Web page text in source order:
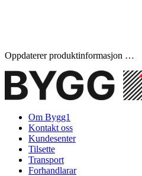
Oppdaterer produktinformasjon …
Om Bygg1
Kontakt oss
Kundesenter
Tilsette
Transport
Forhandlarar